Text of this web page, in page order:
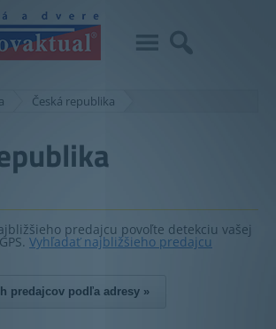
Česká republika
predajcu povoľte detekciu vašej
Vyhľadať najbližšieho predajcu
predajcov podľa adresy »